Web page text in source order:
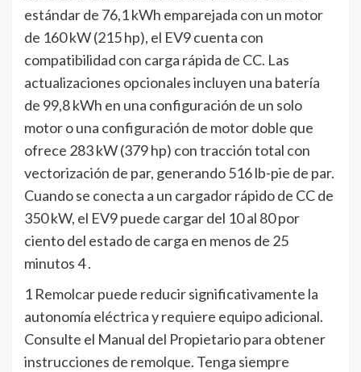
estándar de 76,1 kWh emparejada con un motor
de 160 kW (215 hp), el EV9 cuenta con
compatibilidad con carga rápida de CC. Las
actualizaciones opcionales incluyen una batería
de 99,8 kWh en una configuración de un solo
motor o una configuración de motor doble que
ofrece 283 kW (379 hp) con tracción total con
vectorización de par, generando 516 lb-pie de par.
Cuando se conecta a un cargador rápido de CC de
350 kW, el EV9 puede cargar del 10 al 80 por
ciento del estado de carga en menos de 25
minutos 4 .
1 Remolcar puede reducir significativamente la
autonomía eléctrica y requiere equipo adicional.
Consulte el Manual del Propietario para obtener
instrucciones de remolque. Tenga siempre